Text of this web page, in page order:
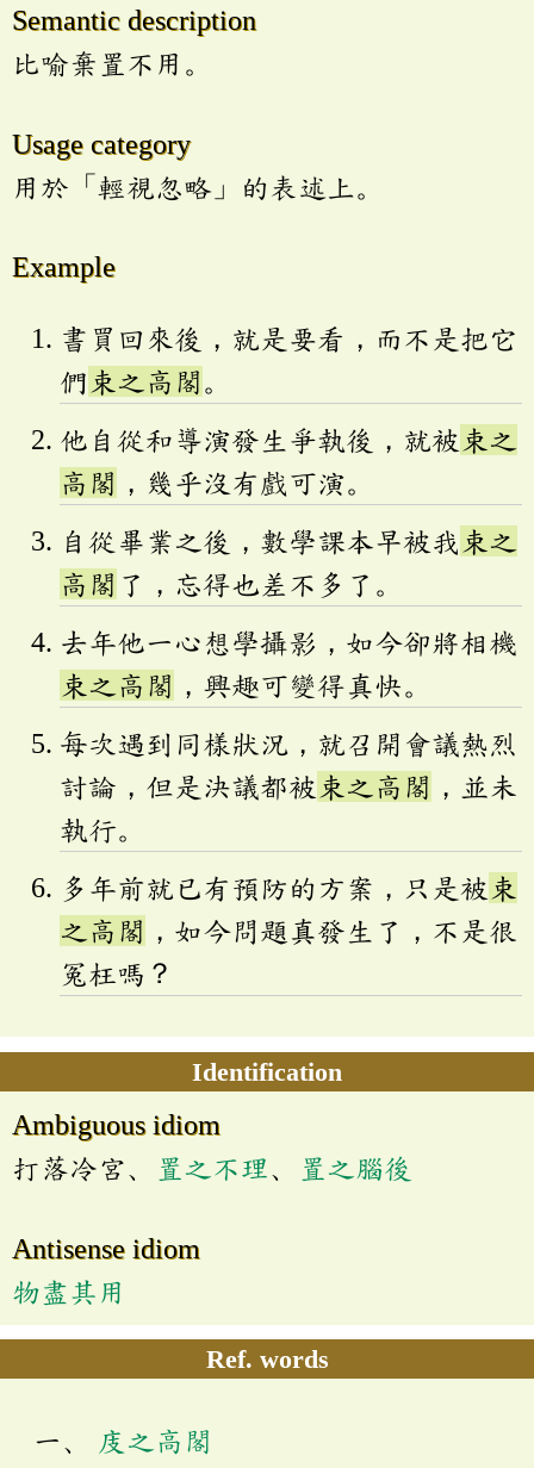
Semantic description
比喻棄置不用。
Usage category
用於「輕視忽略」的表述上。
Example
書買回來後，就是要看，而不是把它
們 束之高閣。
他自從和導演發生爭執後，就被 束之
高閣 ，幾乎沒有戲可演。
自從畢業之後，數學課本早被我 束之
高閣 了，忘得也差不多了。
去年他一心想學攝影，如今卻將相機
束之高閣 ，興趣可變得真快。
每次遇到同樣狀況，就召開會議熱烈
討論，但是決議都被 束之高閣 ，並未
執行。
多年前就已有預防的方案，只是被 束
之高閣 ，如今問題真發生了，不是很
冤枉嗎？
Identification
Ambiguous idiom
打落冷宮、
置之不理、 置之腦後
Antisense idiom
物盡其用
Ref. words
庋之高閣